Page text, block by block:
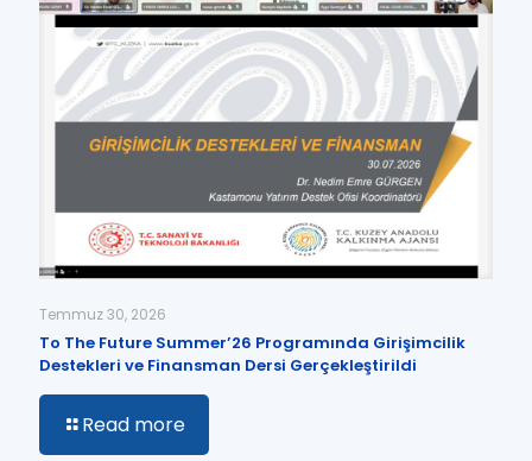
Temmuz 30, 2026
To The Future Summer’26 Programında Girişimcilik
Destekleri ve Finansman Dersi Gerçekleştirildi
Read more